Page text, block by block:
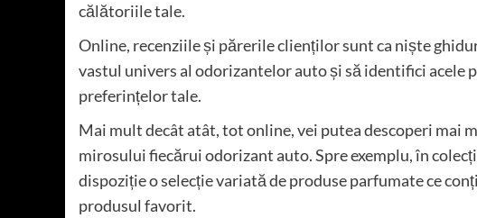
călătoriile tale.
Online, recenziile și părerile clienților sunt ca niște
vastul univers al odorizantelor auto și să identifici acele
preferințelor tale.
Mai mult decât atât, tot online, vei putea descoperi mai
mirosului fiecărui odorizant auto. Spre exemplu, în
dispoziție o selecție variată de produse parfumate ce
produsul favorit.